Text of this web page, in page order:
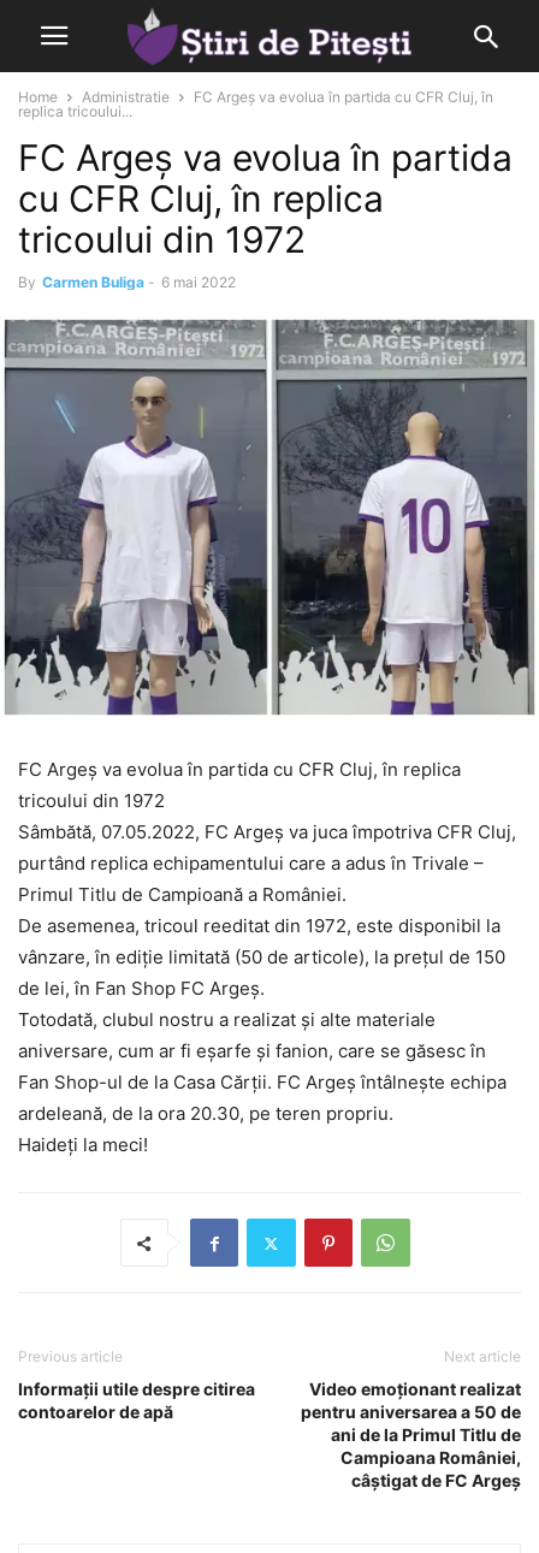
Home Administratie
FC Argeș va evolua în partida cu CFR Cluj, în
replica tricoului...
FC Argeș va evolua în partida
cu CFR Cluj, în replica
tricoului din 1972
By Carmen Buliga - 6 mai 2022
FC Argeș va evolua în partida cu CFR Cluj, în replica
tricoului din 1972
Sâmbătă, 07.05.2022, FC Argeș va juca împotriva CFR Cluj,
purtând replica echipamentului care a adus în Trivale –
Primul Titlu de Campioană a României.
De asemenea, tricoul reeditat din 1972, este disponibil la
vânzare, în ediție limitată (50 de articole), la prețul de 150
de lei, în Fan Shop FC Argeș.
Totodată, clubul nostru a realizat și alte materiale
aniversare, cum ar fi eșarfe și fanion, care se găsesc în
Fan Shop-ul de la Casa Cărții. FC Argeș întâlnește echipa
ardeleană, de la ora 20.30, pe teren propriu.
Haideți la meci!
Previous article
Informaţii utile despre citirea
contoarelor de apă
Next article
Video emoționant realizat
pentru aniversarea a 50 de
ani de la Primul Titlu de
Campioana României,
câștigat de FC Argeș